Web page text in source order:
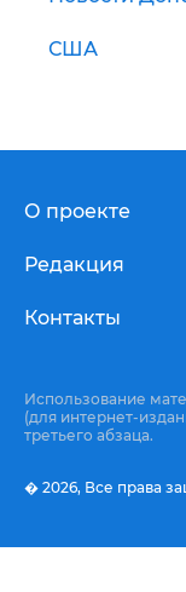
США
О проекте
Редакция
Контакты
Использование
(для интернет-
третьего абзаца.
� 2026, Все права